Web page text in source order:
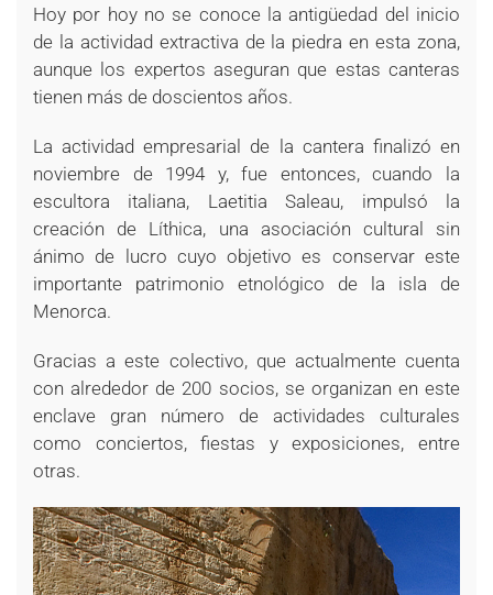
Hoy por hoy no se conoce la antigüedad del inicio
de la actividad extractiva de la piedra en esta zona,
aunque los expertos aseguran que estas canteras
tienen más de doscientos años.
La actividad empresarial de la cantera finalizó en
noviembre de 1994 y, fue entonces, cuando la
escultora italiana, Laetitia Saleau, impulsó la
creación de Líthica, una asociación cultural sin
ánimo de lucro cuyo objetivo es conservar este
importante patrimonio etnológico de la isla de
Menorca.
Gracias a este colectivo, que actualmente cuenta
con alrededor de 200 socios, se organizan en este
enclave gran número de actividades culturales
como conciertos, fiestas y exposiciones, entre
otras.